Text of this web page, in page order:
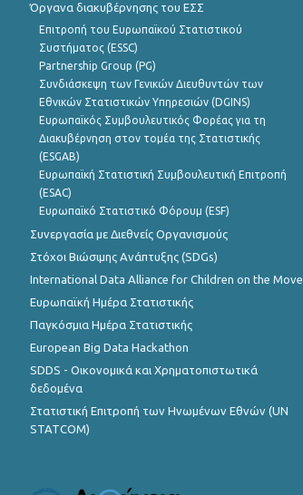
Όργανα διακυβέρνησης του ΕΣΣ
Επιτροπή του Ευρωπαϊκού Στατιστικού
Συστήματος (ESSC)
Partnership Group (PG)
Συνδιάσκεψη των Γενικών Διευθυντών των
Εθνικών Στατιστικών Υπηρεσιών (DGINS)
Ευρωπαϊκός Συμβουλευτικός Φορέας για τη
Διακυβέρνηση στον τομέα της Στατιστικής
(ESGAB)
Ευρωπαϊκή Στατιστική Συμβουλευτική Επιτροπή
(ESAC)
Ευρωπαϊκό Στατιστικό Φόρουμ (ESF)
Συνεργασία με Διεθνείς Οργανισμούς
Στόχοι Βιώσιμης Ανάπτυξης (SDGs)
International Data Alliance for Children on the Move
Ευρωπαϊκή Ημέρα Στατιστικής
Παγκόσμια Ημέρα Στατιστικής
European Big Data Hackathon
SDDS - Οικονομικά και Χρηματοπιστωτικά
δεδομένα
Στατιστική Επιτροπή των Ηνωμένων Εθνών (UN
STATCOM)